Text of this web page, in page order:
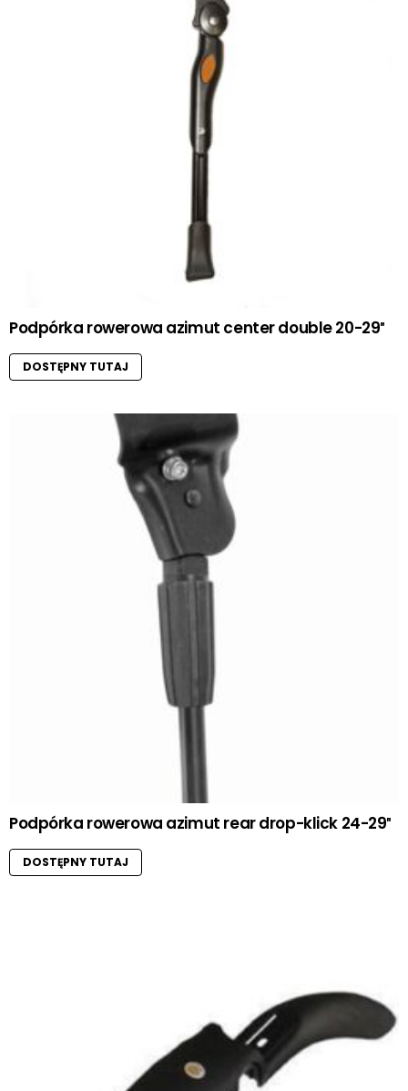
Podpórka rowerowa azimut center double 20-29″
DOSTĘPNY TUTAJ
Podpórka rowerowa azimut rear drop-klick 24-29″
DOSTĘPNY TUTAJ